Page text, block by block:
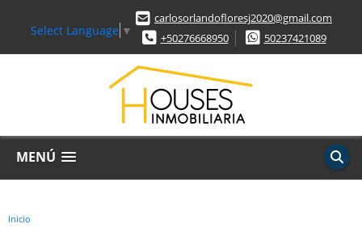
Select Language ▼
carlosorlandofloresj2020@gmail.com
+50276668950
50237421089
MENÚ
Inicio